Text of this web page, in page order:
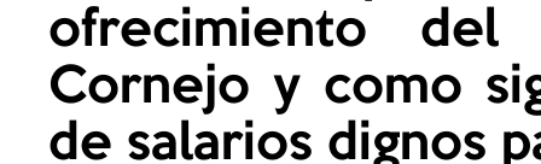
ofrecimiento
Cornejo y como